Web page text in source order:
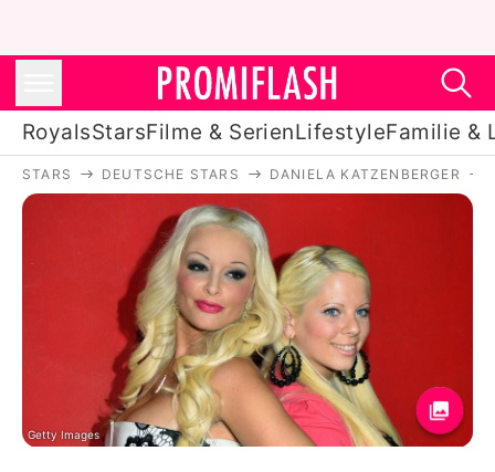
RoyalsStarsFilme & SerienLifestyleFamilie &
Royals
Stars
Filme & Serien
Lifestyle
Familie & Liebe
Promiflash Exklusiv
STARS DEUTSCHE STARS DANIELA KATZENBERGER
Getty Images